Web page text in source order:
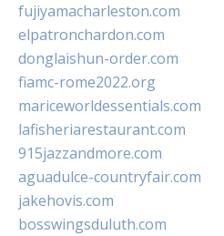
fujiyamacharleston.com
elpatronchardon.com
donglaishun-order.com
fiamc-rome2022.org
mariceworldessentials.com
lafisheriarestaurant.com
915jazzandmore.com
aguadulce-countryfair.com
jakehovis.com
bosswingsduluth.com